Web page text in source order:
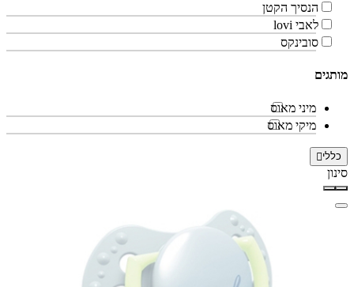
הנסיך הקטן
לאבי lovi
סובינקס
מותגים
מיני מאוס
מיקי מאוס
כללי
סינון